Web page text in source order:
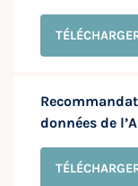
données de